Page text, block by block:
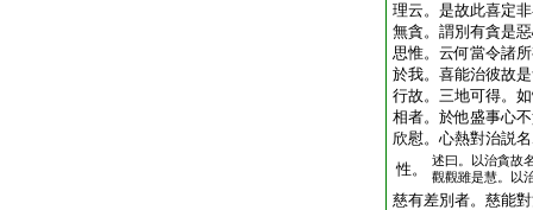
理云。是故此喜定
無貪。謂別有貪是
思惟。云何當令諸
於我。喜能治彼故
行故。三地可得。
相者。於他盛事心
欣慰。心熱對治説
性。
述曰。以治貪故
觀觀雖是慧。以
慈有差別者。慈能